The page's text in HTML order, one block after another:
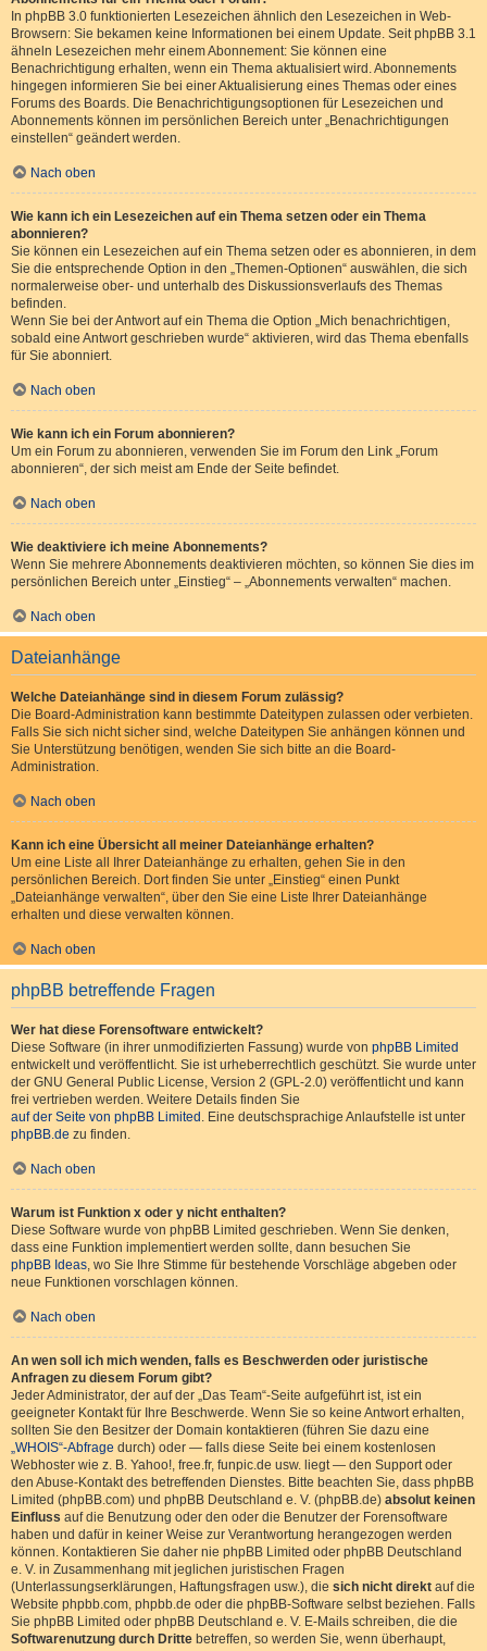
In phpBB 3.0 funktionierten Lesezeichen ähnlich den Lesezeichen in Web-
Browsern: Sie bekamen keine Informationen bei einem Update. Seit phpBB 3.1
ähneln Lesezeichen mehr einem Abonnement: Sie können eine
Benachrichtigung erhalten, wenn ein Thema aktualisiert wird. Abonnements
hingegen informieren Sie bei einer Aktualisierung eines Themas oder eines
Forums des Boards. Die Benachrichtigungsoptionen für Lesezeichen und
Abonnements können im persönlichen Bereich unter „Benachrichtigungen
einstellen“ geändert werden.
Nach oben
Wie kann ich ein Lesezeichen auf ein Thema setzen oder ein Thema
abonnieren?
Sie können ein Lesezeichen auf ein Thema setzen oder es abonnieren, in dem
Sie die entsprechende Option in den „Themen-Optionen“ auswählen, die sich
normalerweise ober- und unterhalb des Diskussionsverlaufs des Themas
befinden.
Wenn Sie bei der Antwort auf ein Thema die Option „Mich benachrichtigen,
sobald eine Antwort geschrieben wurde“ aktivieren, wird das Thema ebenfalls
für Sie abonniert.
Nach oben
Wie kann ich ein Forum abonnieren?
Um ein Forum zu abonnieren, verwenden Sie im Forum den Link „Forum
abonnieren“, der sich meist am Ende der Seite befindet.
Nach oben
Wie deaktiviere ich meine Abonnements?
Wenn Sie mehrere Abonnements deaktivieren möchten, so können Sie dies im
persönlichen Bereich unter „Einstieg“ – „Abonnements verwalten“ machen.
Nach oben
Dateianhänge
Welche Dateianhänge sind in diesem Forum zulässig?
Die Board-Administration kann bestimmte Dateitypen zulassen oder verbieten.
Falls Sie sich nicht sicher sind, welche Dateitypen Sie anhängen können und
Sie Unterstützung benötigen, wenden Sie sich bitte an die Board-
Administration.
Nach oben
Kann ich eine Übersicht all meiner Dateianhänge erhalten?
Um eine Liste all Ihrer Dateianhänge zu erhalten, gehen Sie in den
persönlichen Bereich. Dort finden Sie unter „Einstieg“ einen Punkt
„Dateianhänge verwalten“, über den Sie eine Liste Ihrer Dateianhänge
erhalten und diese verwalten können.
Nach oben
phpBB betreffende Fragen
Wer hat diese Forensoftware entwickelt?
Diese Software (in ihrer unmodifizierten Fassung) wurde von phpBB Limited
entwickelt und veröffentlicht. Sie ist urheberrechtlich geschützt. Sie wurde unter
der GNU General Public License, Version 2 (GPL-2.0) veröffentlicht und kann
frei vertrieben werden. Weitere Details finden Sie
auf der Seite von phpBB Limited . Eine deutschsprachige Anlaufstelle ist unter
phpBB.de zu finden.
Nach oben
Warum ist Funktion x oder y nicht enthalten?
Diese Software wurde von phpBB Limited geschrieben. Wenn Sie denken,
dass eine Funktion implementiert werden sollte, dann besuchen Sie
phpBB Ideas, wo Sie Ihre Stimme für bestehende Vorschläge abgeben oder
neue Funktionen vorschlagen können.
Nach oben
An wen soll ich mich wenden, falls es Beschwerden oder juristische
Anfragen zu diesem Forum gibt?
Jeder Administrator, der auf der „Das Team“-Seite aufgeführt ist, ist ein
geeigneter Kontakt für Ihre Beschwerde. Wenn Sie so keine Antwort erhalten,
sollten Sie den Besitzer der Domain kontaktieren (führen Sie dazu eine
„WHOIS“-Abfrage durch) oder — falls diese Seite bei einem kostenlosen
Webhoster wie z. B. Yahoo!, free.fr, funpic.de usw. liegt — den Support oder
den Abuse-Kontakt des betreffenden Dienstes. Bitte beachten Sie, dass phpBB
Limited (phpBB.com) und phpBB Deutschland e. V. (phpBB.de) absolut keinen
Einfluss auf die Benutzung oder den oder die Benutzer der Forensoftware
haben und dafür in keiner Weise zur Verantwortung herangezogen werden
können. Kontaktieren Sie daher nie phpBB Limited oder phpBB Deutschland
e. V. in Zusammenhang mit jeglichen juristischen Fragen
(Unterlassungserklärungen, Haftungsfragen usw.), die sich nicht direkt auf die
Website phpbb.com, phpbb.de oder die phpBB-Software selbst beziehen. Falls
Sie phpBB Limited oder phpBB Deutschland e. V. E-Mails schreiben, die die
Softwarenutzung durch Dritte betreffen, so werden Sie, wenn überhaupt,